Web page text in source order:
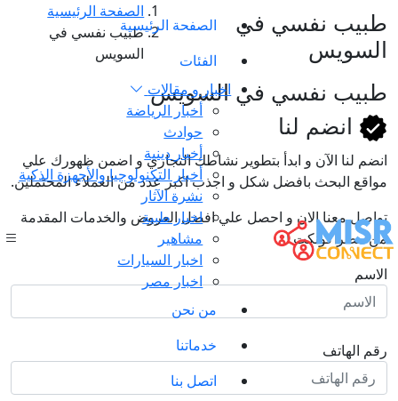
الصفحة الرئيسية
الفئات
اخبار و مقالات
أخبار الرياضة
حوادث
أخبار دينية
أخبار التكنولوجيا والأجهزة الذكية
نشرة الآثار
اخبار طبية
مشاهير
اخبار السيارات
اخبار مصر
من نحن
خدماتنا
اتصل بنا
طبيب نفسي في
السويس
الصفحة الرئيسية
طبيب نفسي في
السويس
طبيب نفسي في السويس
انضم لنا
انضم لنا اﻵن و ابدأ بتطوير نشاطك التجاري و اضمن ظهورك علي
مواقع البحث بافضل شكل و اجذب اكبر عدد من العملاء المحتملين.
تواصل معنا الان و احصل علي افضل العروض والخدمات المقدمة
من مصر كونكت !
الاسم
رقم الهاتف